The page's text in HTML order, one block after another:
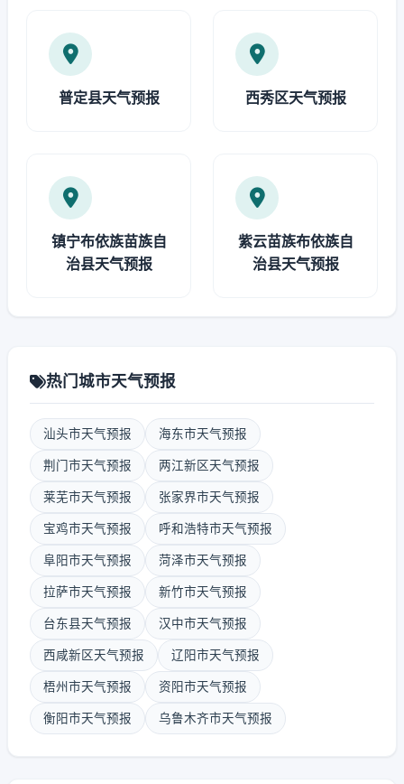
普定县天气预报 西秀区天气预报
镇宁布依族苗族自
治县天气预报
紫云苗族布依族自
治县天气预报
热门城市天气预报
汕头市天气预报 海东市天气预报
荆门市天气预报 两江新区天气预报
莱芜市天气预报 张家界市天气预报
宝鸡市天气预报 呼和浩特市天气预报
阜阳市天气预报 菏泽市天气预报
拉萨市天气预报 新竹市天气预报
台东县天气预报 汉中市天气预报
西咸新区天气预报 辽阳市天气预报
梧州市天气预报 资阳市天气预报
衡阳市天气预报 乌鲁木齐市天气预报